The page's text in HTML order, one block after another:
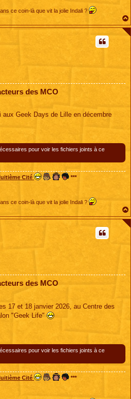
ce coin-là que vit la jolie Indali ?
des MCO
Geek Days de Lille en décembre
pour voir les fichiers joints à ce
Cité
***
ce coin-là que vit la jolie Indali ?
des MCO
17 et 18 janvier 2026, au Centre des
"Geek Life"
pour voir les fichiers joints à ce
Cité
***